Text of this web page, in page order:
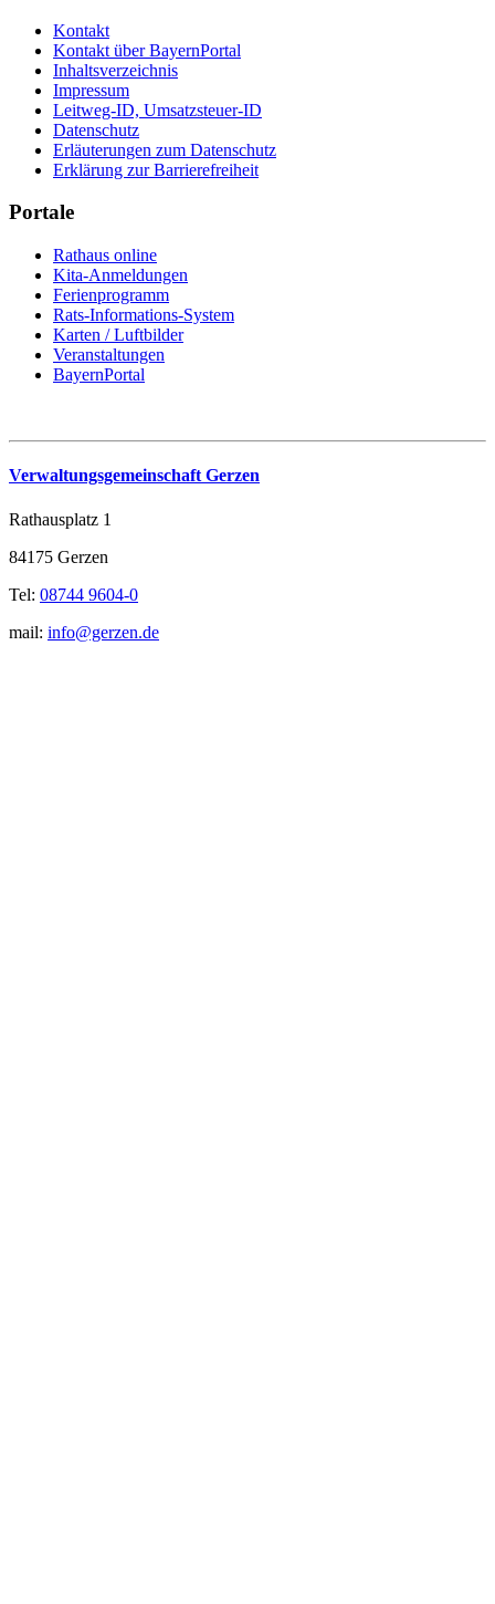
Kontakt
Kontakt über BayernPortal
Inhaltsverzeichnis
Impressum
Leitweg-ID, Umsatzsteuer-ID
Datenschutz
Erläuterungen zum Datenschutz
Erklärung zur Barrierefreiheit
Portale
Rathaus online
Kita-Anmeldungen
Ferienprogramm
Rats-Informations-System
Karten / Luftbilder
Veranstaltungen
BayernPortal
Verwaltungsgemeinschaft Gerzen
Rathausplatz 1
84175 Gerzen
Tel: 08744 9604-0
mail: info@gerzen.de